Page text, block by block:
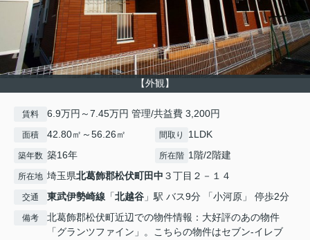
【外観】
賃料 6.9万円～7.45万円 管理/共益費 3,200円
面積 42.80㎡～56.26㎡ 間取り 1LDK
築年数 築16年 所在階 1階/2階建
所在地 埼玉県北葛飾郡松伏町田中 ３丁目２－１４
交通 東武伊勢崎線 「北越谷 」駅 バス9分 「小河原」 停歩2分
備考
北葛飾郡松伏町近辺での物件情報：大好評のあの物件
「グランツファイン」。こちらの物件はセブン‐イレブ